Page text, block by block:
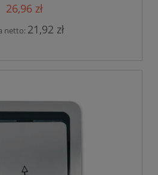
26,96 zł
netto: 21,92 zł